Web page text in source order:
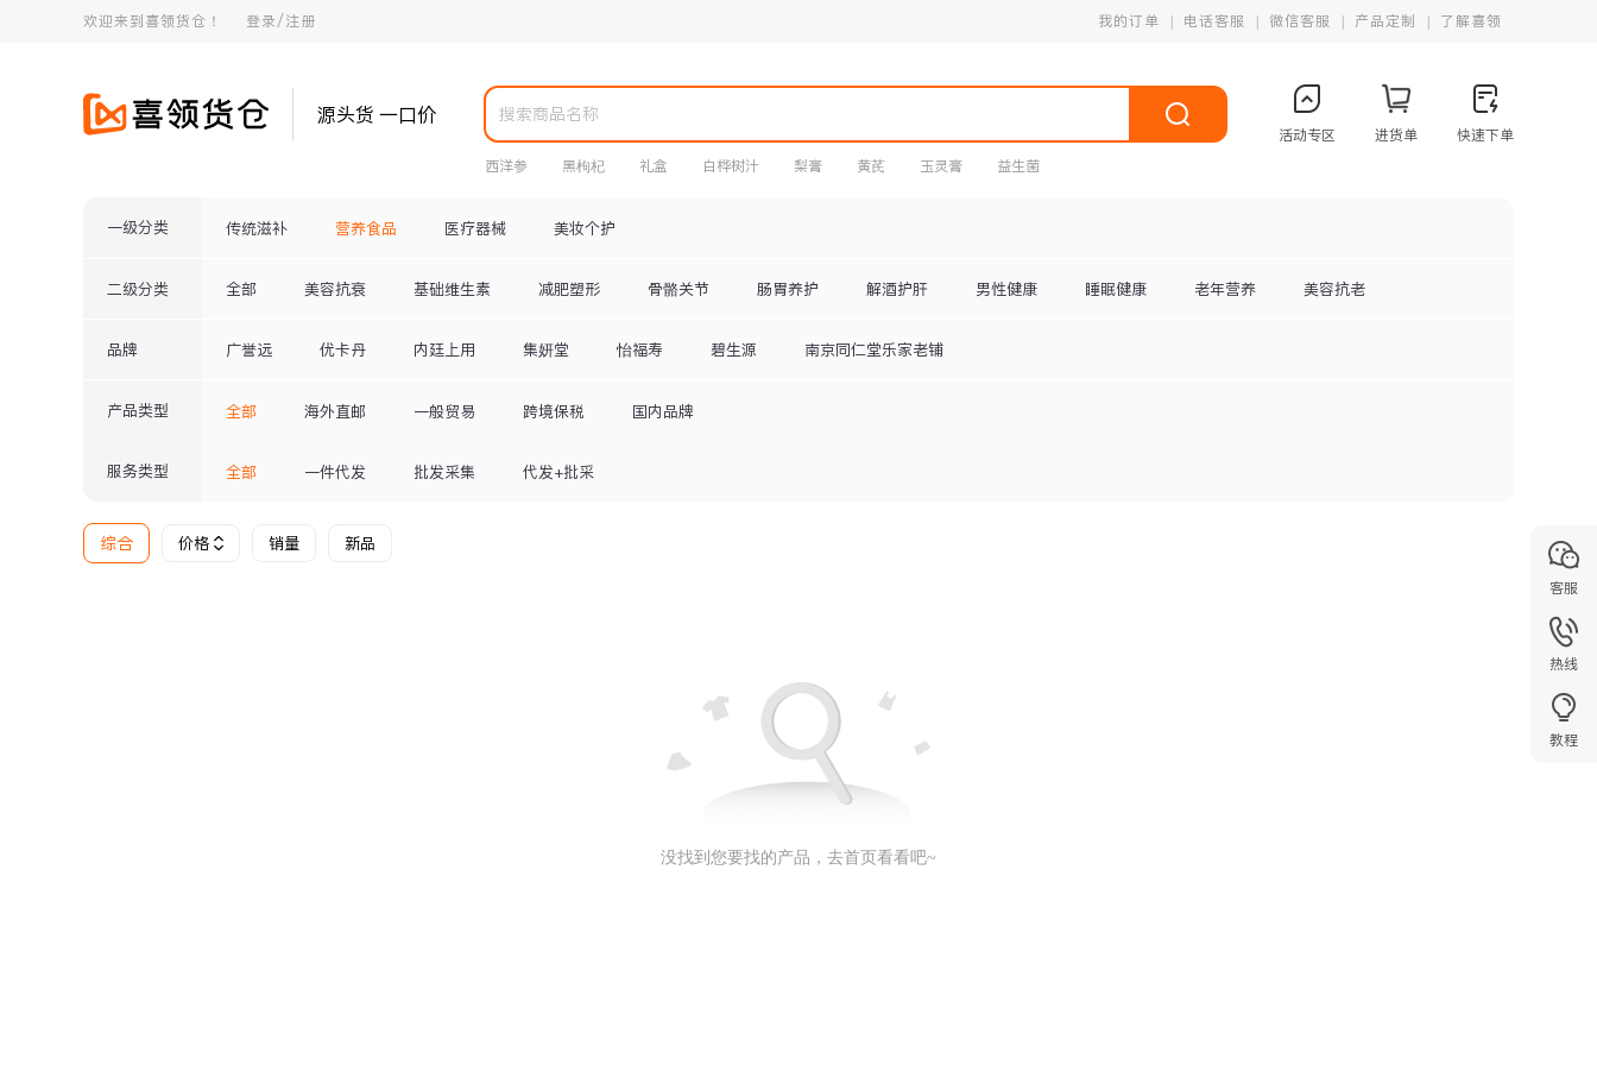
欢迎来到喜领货仓！ 登录/注册 我的订单 电话客服 微信客服 产品定制 了解喜领
源头货 一口价
西洋参 黑枸杞 礼盒 白桦树汁 梨膏 黄芪 玉灵膏 益生菌
活动专区 进货单 快速下单
一级分类 传统滋补 营养食品 医疗器械 美妆个护
二级分类 全部 美容抗衰 基础维生素 减肥塑形 骨骼关节 肠胃养护 解酒护肝 男性健康 睡眠健康 老年营养 美容抗老
品牌 广誉远 优卡丹 内廷上用 集妍堂 怡福寿 碧生源 南京同仁堂乐家老铺
产品类型 全部 海外直邮 一般贸易 跨境保税 国内品牌
服务类型 全部 一件代发 批发采集 代发+批采
综合 价格 销量 新品
没找到您要找的产品，去首页看看吧~
客服
热线
教程